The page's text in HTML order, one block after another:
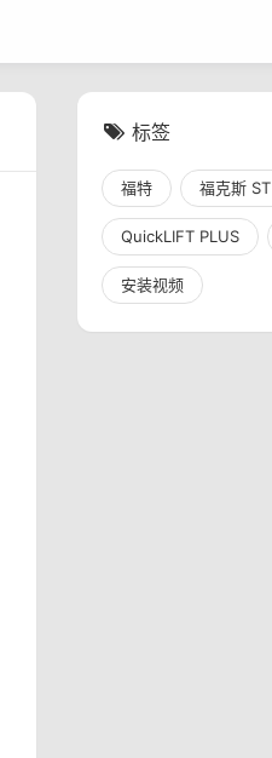
标签
福特 福克斯 ST
QuickLIFT PLUS
安装视频